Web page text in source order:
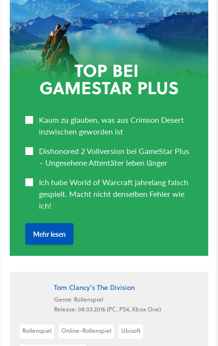
Tom Clancy's The Division
Genre: Rollenspiel
Release: 08.03.2016 (PC, PS4, Xbox One)
Rollenspiel Online-Rollenspiel Ubisoft